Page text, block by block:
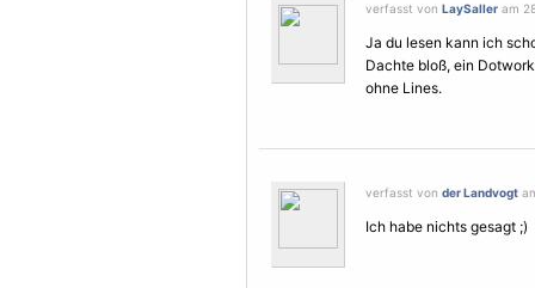
verfasst von LaySaller am
Ja du lesen kann ich
Dachte bloß, ein Dotwork
ohne Lines.
verfasst von der Landvogt
Ich habe nichts gesagt ;)